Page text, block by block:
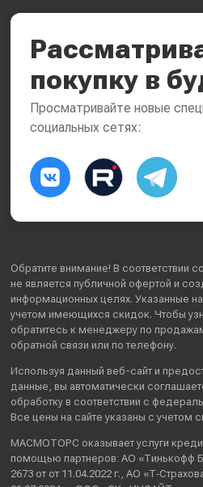
покупку в
Просматривайте новые
социальных сетях:
Обратите внимание! В соответствии
не является публичной офертой и
информационных целях. Указанные
учетом имеющихся скидок. Чтобы
обратитесь к менеджеру по
обратной связи или по телефону.
Используя данный веб-сайт и
данные , вы автоматически
обработку в соответствии с
Все цены на сайте указаны с учетом
МАСМОТОРС оказывает услуги
помощью партнеров: АО «Тинькофф
2673 от от 11.04.2022 г., АО